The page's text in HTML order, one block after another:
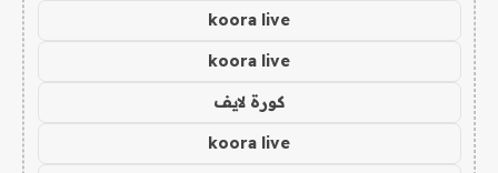
koora live
koora live
كورة لايف
koora live